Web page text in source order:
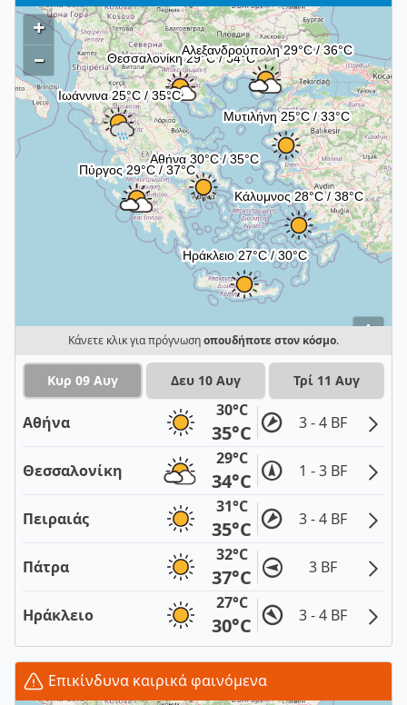
i
+
–
Κάνετε κλικ για πρόγνωσηοπουδήποτε στον κόσμο.
Κυρ 09 Αυγ Δευ 10 Αυγ Τρί 11 Αυγ
Αθήνα
30°C
35°C 3 - 4 BF
Θεσσαλονίκη
29°C
34°C 1 - 3 BF
Πειραιάς
31°C
35°C 3 - 4 BF
Πάτρα
32°C
37°C 3 BF
Ηράκλειο
27°C
30°C 3 - 4 BF
Επικίνδυνα καιρικά φαινόμενα